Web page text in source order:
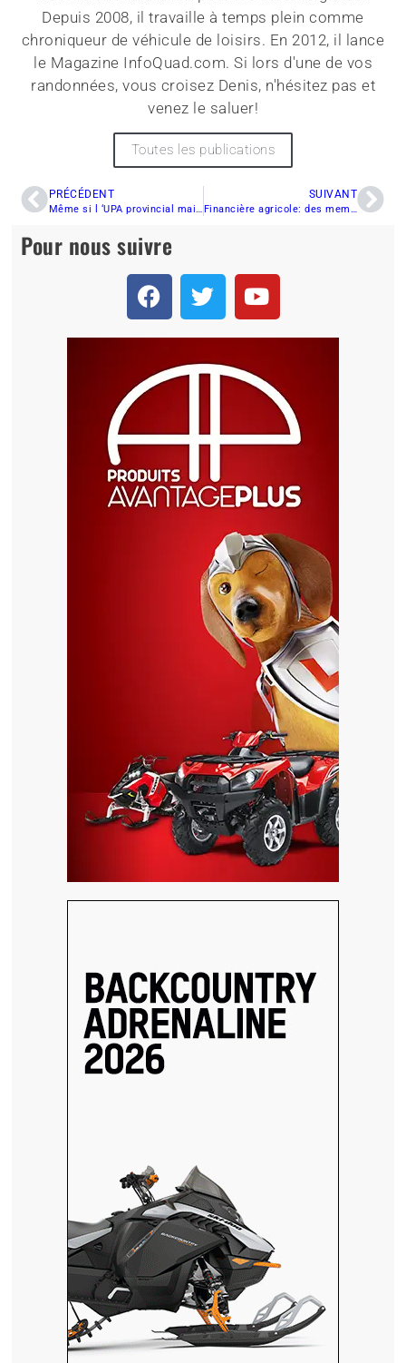
Depuis 2008, il travaille à temps plein comme
chroniqueur de véhicule de loisirs. En 2012, il lance
le Magazine InfoQuad.com. Si lors d'une de vos
randonnées, vous croisez Denis, n'hésitez pas et
venez le saluer!
Toutes les publications
PRÉCÉDENT
Même si l ‘UPA provincial maintient le blocus, les motoneigistes peuvent toujours circuler
SUIVANT
Financière agricole: des membres estriens à la manif de l’UPA
Pour nous suivre